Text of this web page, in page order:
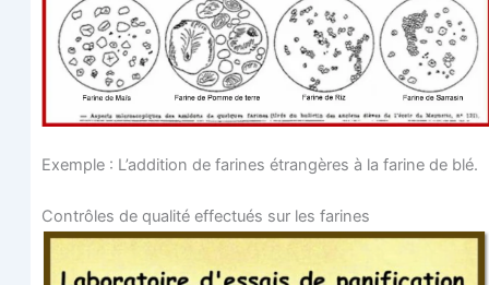
Exemple : L’ad­di­tion de farines étran­gères à la farine de blé.
Contrôles de qua­li­té effec­tués sur les farines